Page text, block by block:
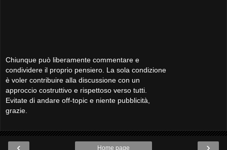
Chiunque può liberamente commentare e
condividere il proprio pensiero. La sola condizione
è voler contribuire alla discussione con un
approccio costruttivo e rispettoso verso tutti.
Evitate di andare off-topic e niente pubblicità,
grazie.
‹ ›
Home page